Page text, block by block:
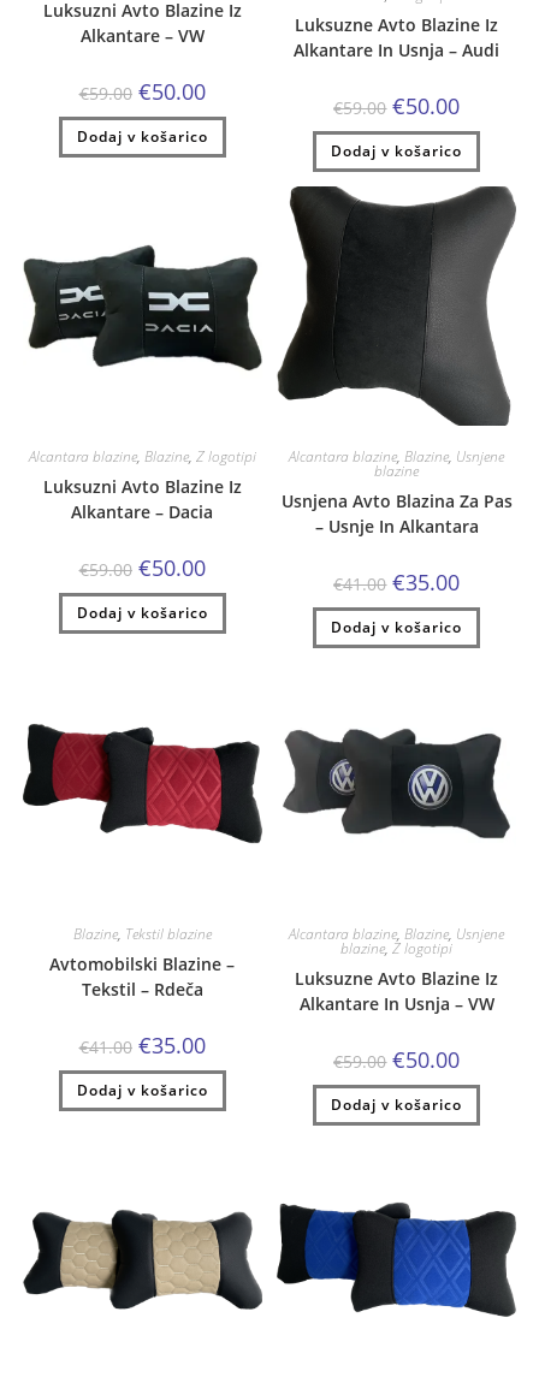
Luksuzni Avto Blazine Iz
Alkantare – VW
€59.00 Izvirna
cena
je
bila:
€59.00.
€50.00Trenutna
cena
je:
€50.00.
Dodaj v košarico
Luksuzne Avto Blazine Iz
Alkantare In Usnja – Audi
€59.00 Izvirna
cena
je
bila:
€59.00.
€50.00Trenutna
je:
€50.00.
Dodaj v košarico
Alcantara blazine, Blazine, Z logotipi
Luksuzni Avto Blazine Iz
Alkantare – Dacia
€59.00 Izvirna
cena
je
bila:
€59.00.
€50.00Trenutna
cena
je:
€50.00.
Dodaj v košarico
Alcantara blazine,Blazine, Usnjene
blazine
Usnjena Avto Blazina Za Pas
– Usnje In Alkantara
€41.00 Izvirna
cena
je
bila:
€41.00.
€35.00Trenutna
je:
€35.00.
Dodaj v košarico
Blazine, Tekstil blazine
Avtomobilski Blazine –
Tekstil – Rdeča
€41.00 Izvirna
cena
je
bila:
€41.00.
€35.00Trenutna
cena
je:
€35.00.
Dodaj v košarico
Alcantara blazine,Blazine, Usnjene
blazine,Z logotipi
Luksuzne Avto Blazine Iz
Alkantare In Usnja – VW
€59.00 Izvirna
cena
je
bila:
€59.00.
€50.00Trenutna
je:
€50.00.
Dodaj v košarico